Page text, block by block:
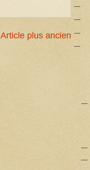
Article plus ancien